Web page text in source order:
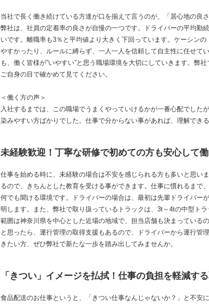
当社で長く働き続けている方達が口を揃えて言うのが、「居心地の良さ
弊社は、社員の定着率の良さが自慢の一つです。ドライバーの平均勤
いです。離職率も3％と平均値より大きく下回っています。ケーシン
やすかったり、ルールに縛らず、一人一人を信頼して自主性に任せて
も、働く皆様が”いやすい”と思う職場環境を大切にしていきます。弊
ご自身の目で確かめて見てください。
＜働く方の声＞
入社するまでは、この職場でうまくやっていけるかが一番心配でした
染みやすい方ばかりでした。仕事で分からない事があれば、理解でき
未経験歓迎！丁寧な研修で初めての方も安心して働
仕事を始める時に、未経験の場合は不安を感じられる方も多いと思い
るので、きちんとした教育を受ける事ができます。仕事に慣れるま
何でも聞ける環境です。ドライバーの場合は、最初は先輩ドライバー
明します。また、弊社で取り扱っているトラックは、3t～4tの中型ト
範囲は神奈川県を中心とした近場の地域で、担当店舗も決まっている
と思ったら、運行管理の取得支援もあるので、ドライバーから運行
きたい方、ぜひ弊社で新たな一歩を踏み出してみませんか。
「きつい」イメージを払拭！仕事の負担を軽減す
食品配送のお仕事というと、「きつい仕事なんじゃないか？」と不安